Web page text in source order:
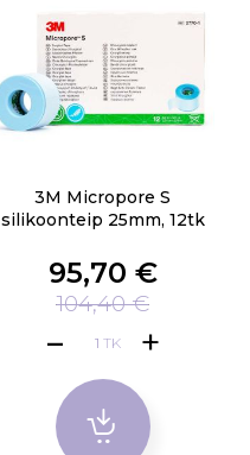
3M Micropore S
silikoonteip 25mm, 12tk
95,70 €
104,40 €
TK